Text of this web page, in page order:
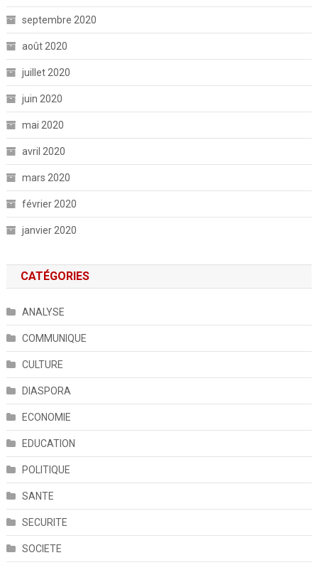
septembre 2020
août 2020
juillet 2020
juin 2020
mai 2020
avril 2020
mars 2020
février 2020
janvier 2020
CATÉGORIES
ANALYSE
COMMUNIQUE
CULTURE
DIASPORA
ECONOMIE
EDUCATION
POLITIQUE
SANTE
SECURITE
SOCIETE